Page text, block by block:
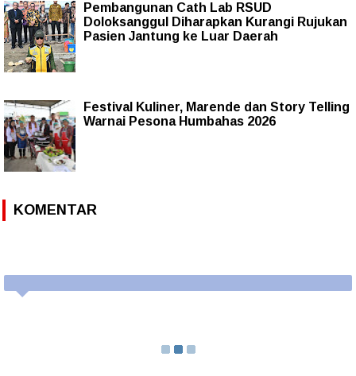
Pembangunan Cath Lab RSUD
Doloksanggul Diharapkan Kurangi Rujukan
Pasien Jantung ke Luar Daerah
Festival Kuliner, Marende dan Story Telling
Warnai Pesona Humbahas 2026
KOMENTAR